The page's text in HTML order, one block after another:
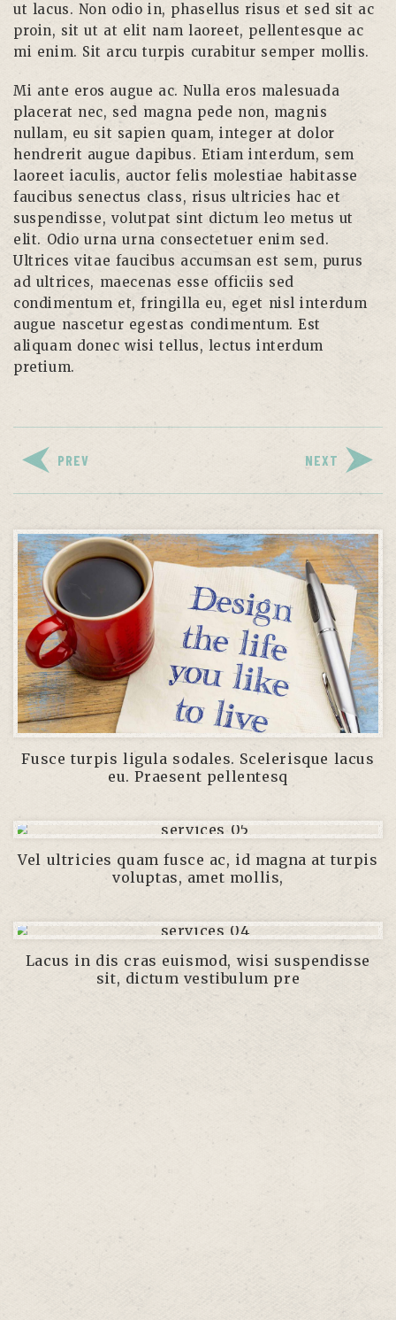
ut lacus. Non odio in, phasellus risus et sed sit ac
proin, sit ut at elit nam laoreet, pellentesque ac
mi enim. Sit arcu turpis curabitur semper mollis.
Mi ante eros augue ac. Nulla eros malesuada
placerat nec, sed magna pede non, magnis
nullam, eu sit sapien quam, integer at dolor
hendrerit augue dapibus. Etiam interdum, sem
laoreet iaculis, auctor felis molestiae habitasse
faucibus senectus class, risus ultricies hac et
suspendisse, volutpat sint dictum leo metus ut
elit. Odio urna urna consectetuer enim sed.
Ultrices vitae faucibus accumsan est sem, purus
ad ultrices, maecenas esse officiis sed
condimentum et, fringilla eu, eget nisl interdum
augue nascetur egestas condimentum. Est
aliquam donec wisi tellus, lectus interdum
pretium.
PREV NEXT
Fusce turpis ligula sodales. Scelerisque lacus
eu. Praesent pellentesq
Vel ultricies quam fusce ac, id magna at turpis
voluptas, amet mollis,
Lacus in dis cras euismod, wisi suspendisse
sit, dictum vestibulum pre
LA BANDA